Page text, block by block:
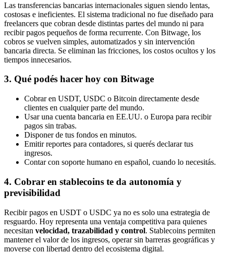
Las transferencias bancarias internacionales siguen siendo lentas,
costosas e ineficientes. El sistema tradicional no fue diseñado para
freelancers que cobran desde distintas partes del mundo ni para
recibir pagos pequeños de forma recurrente. Con Bitwage, los
cobros se vuelven simples, automatizados y sin intervención
bancaria directa. Se eliminan las fricciones, los costos ocultos y los
tiempos innecesarios.
3. Qué podés hacer hoy con Bitwage
Cobrar en USDT, USDC o Bitcoin directamente desde
clientes en cualquier parte del mundo.
Usar una cuenta bancaria en EE.UU. o Europa para recibir
pagos sin trabas.
Disponer de tus fondos en minutos.
Emitir reportes para contadores, si querés declarar tus
ingresos.
Contar con soporte humano en español, cuando lo necesitás.
4. Cobrar en stablecoins te da autonomía y
previsibilidad
Recibir pagos en USDT o USDC ya no es solo una estrategia de
resguardo. Hoy representa una ventaja competitiva para quienes
necesitan velocidad, trazabilidad y control. Stablecoins permiten
mantener el valor de los ingresos, operar sin barreras geográficas y
moverse con libertad dentro del ecosistema digital.